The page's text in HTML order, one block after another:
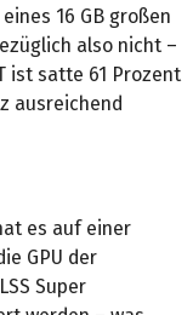
16 GB großen
also nicht –
ist satte 61 Prozent
ausreichend
es auf einer
GPU der
Super